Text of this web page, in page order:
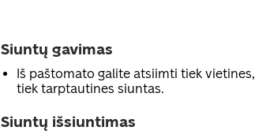
Siuntų gavimas
Iš paštomato galite atsiimti tiek vietines,
tiek tarptautines siuntas.
Siuntų išsiuntimas